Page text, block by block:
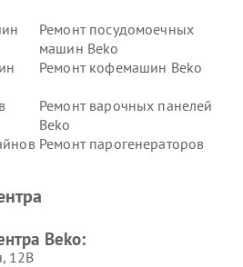
Ремонт посудомоечных
машин Beko
Ремонт кофемашин Beko
Ремонт варочных панелей
Beko
Ремонт парогенераторов
Ремонт морозильных камер
Beko:
12В